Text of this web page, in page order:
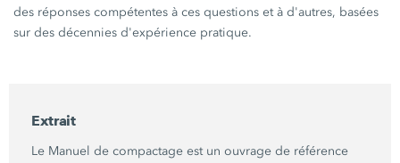
des réponses compétentes à ces questions et à d'autres, basées
sur des décennies d'expérience pratique.
Extrait
Le Manuel de compactage est un ouvrage de référence